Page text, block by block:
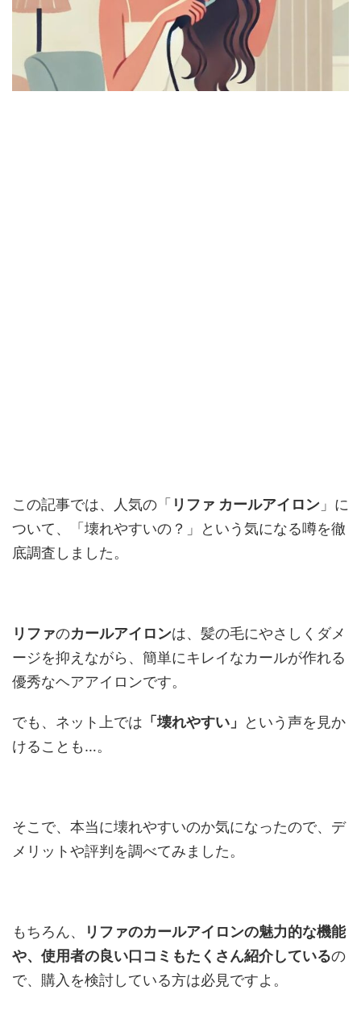
この記事では、人気の「 リファ カールアイロン 」に
ついて、「壊れやすいの？」という気になる噂を徹
底調査しました。
リファのカールアイロンは、髪の毛にやさしくダメ
ージを抑えながら、簡単にキレイなカールが作れる
優秀なヘアアイロンです。
でも、ネット上では 「壊れやすい」
という声を見か
けることも…。
そこで、本当に壊れやすいのか気になったので、デ
メリットや評判を調べてみました。
もちろん、
リファのカールアイロンの魅力的な機能
や、使用者の良い口コミもたくさん紹介しているの
で、購入を検討している方は必見ですよ。